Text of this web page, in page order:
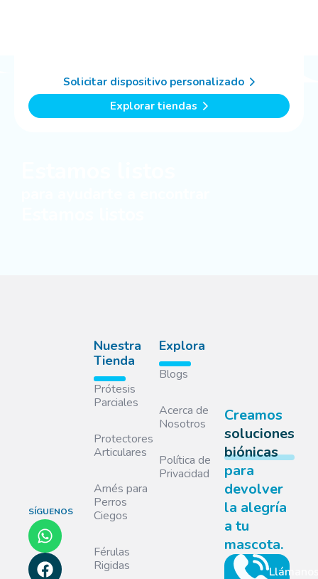
Solicitar dispositivo personalizado
Explorar tiendas
Creamos
soluciones
biónicas
para
devolver
la alegría
a tu
mascota.
SÍGUENOS
Nuestra
Tienda
Prótesis
Parciales
Protectores
Articulares
Arnés para
Perros
Ciegos
Férulas
Rigidas
Explora
Blogs
Acerca de
Nosotros
Política de
Privacidad